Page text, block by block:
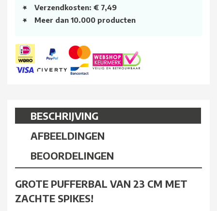
Verzendkosten: € 7,49
Meer dan 10.000 producten
BESCHRIJVING
AFBEELDINGEN
BEOORDELINGEN
GROTE PUFFERBAL VAN 23 CM MET
ZACHTE SPIKES!